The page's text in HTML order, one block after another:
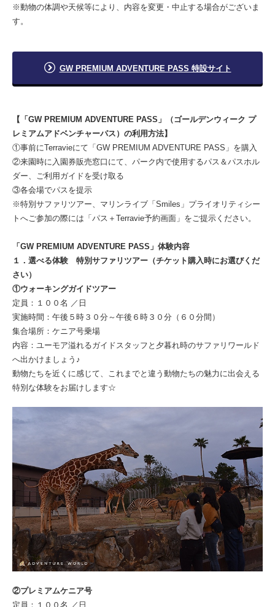
※動物の体調や天候等により、内容を変更・中止する場合がございま
す。
GW PREMIUM ADVENTURE PASS 特設サイト
【「GW PREMIUM ADVENTURE PASS」（ゴールデンウィーク プ
レミアムアドベンチャーパス）の利用方法】
①事前にTerravieにて「GW PREMIUM ADVENTURE PASS」を購入
②来園時に入園券販売窓口にて、パーク内で使用するパス＆パスホル
ダー、ご利用ガイドを受け取る
③各会場でパスを提示
※特別サファリツアー、マリンライブ「Smiles」プライオリティシー
トへご参加の際には「パス＋Terravie予約画面」をご提示ください。
「GW PREMIUM ADVENTURE PASS」体験内容
１．選べる体験 特別サファリツアー（チケット購入時にお選びくだ
さい）
①ウォーキングガイドツアー
定員：１００名 ／日
実施時間：午後５時３０分～午後６時３０分（６０分間）
集合場所：ケニア号乗場
内容：ユーモア溢れるガイドスタッフと夕暮れ時のサファリワールド
へ出かけましょう♪
動物たちを近くに感じて、これまでと違う動物たちの魅力に出会える
特別な体験をお届けします☆
②プレミアムケニア号
定員：１００名 ／日